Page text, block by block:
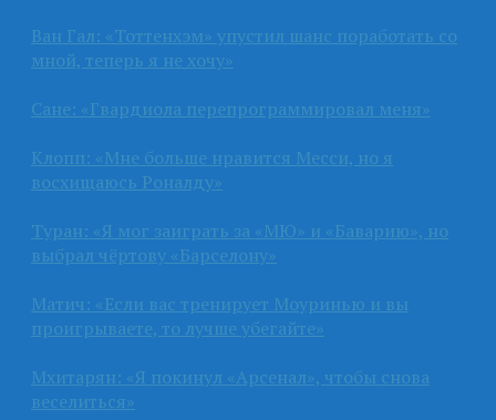
Ван Гал: «Тоттенхэм» упустил шанс поработать со
мной, теперь я не хочу»
Сане: «Гвардиола перепрограммировал меня»
Клопп: «Мне больше нравится Месси, но я
восхищаюсь Роналду»
Туран: «Я мог заиграть за «МЮ» и «Баварию», но
выбрал чёртову «Барселону»
Матич: «Если вас тренирует Моуринью и вы
проигрываете, то лучше убегайте»
Мхитарян: «Я покинул «Арсенал», чтобы снова
веселиться»